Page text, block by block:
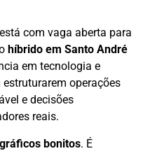
está com vaga aberta para
híbrido em Santo André
em tecnologia e
operações
e decisões
reais.
bonitos. É